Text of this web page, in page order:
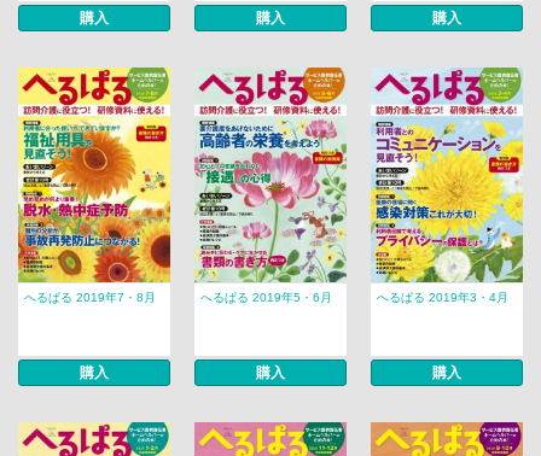
購入 購入 購入
へるぱる 2019年7・8月
購入
へるぱる 2019年5・6月
購入
へるぱる 2019年3・4月
購入